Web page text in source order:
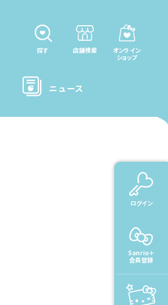
ログイン
Sanrio＋
会員登録
探す 店舗検索
オンライン
ショップ
ニュース